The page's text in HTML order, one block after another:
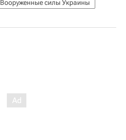
Вооруженные силы Украины